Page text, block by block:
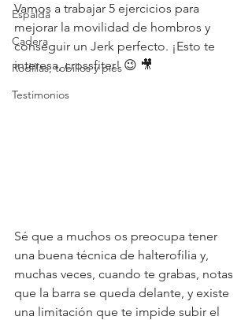
Espalda
Cadera
Rodillas, tobillos y pies
Testimonios
Vamos a trabajar 5 ejercicios para
mejorar la movilidad de hombros y
conseguir un Jerk perfecto. ¡Esto te
interesa, crossfiter! 😉 🎥
Sé que a muchos os preocupa tener
una buena técnica de halterofilia y,
muchas veces, cuando te grabas, notas
que la barra se queda delante, y existe
una limitación que te impide subir el